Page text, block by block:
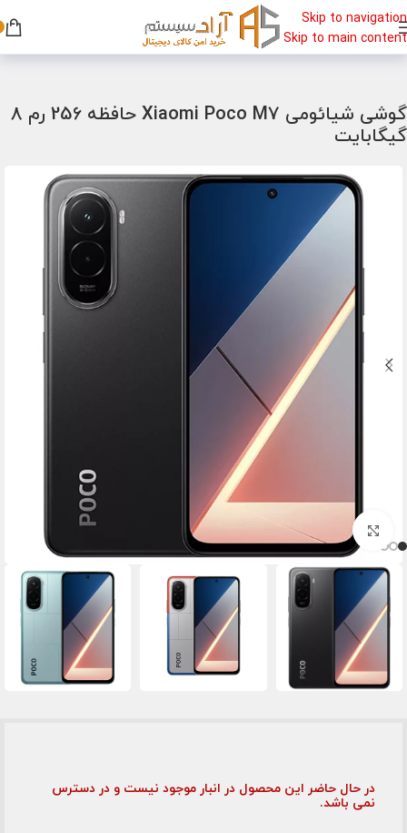
Skip to navigation
Skip to main content
خانه/گوشی/ گوشی شیائومی
گوشی شیائومی Xiaomi Poco M7 حافظه 256 رم 8
گیگابایت
برای بزرگنمایی کلیک کنید
در حال حاضر این محصول در انبار موجود نیست و در دسترس
نمی باشد.